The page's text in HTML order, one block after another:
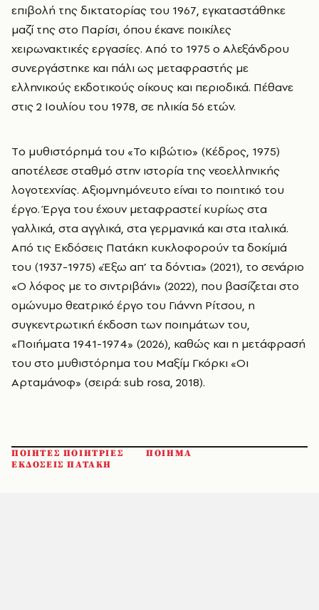
επιβολή της δικτατορίας του 1967, εγκαταστάθηκε
µαζί της στο Παρίσι, όπου έκανε ποικίλες
χειρωνακτικές εργασίες. Από το 1975 ο Αλεξάνδρου
συνεργάστηκε και πάλι ως µεταφραστής µε
ελληνικούς εκδοτικούς οίκους και περιοδικά. Πέθανε
στις 2 Ιουλίου του 1978, σε ηλικία 56 ετών.
Tο μυθιστόρηµά του «Το κιβώτιο» (Κέδρος, 1975)
αποτέλεσε σταθµό στην ιστορία της νεοελληνικής
λογοτεχνίας. Αξιοµνηµόνευτο είναι το ποιητικό του
έργο. Έργα του έχουν µεταφραστεί κυρίως στα
γαλλικά, στα αγγλικά, στα γερµανικά και στα ιταλικά.
Από τις Εκδόσεις Πατάκη κυκλοφορούν τα δοκίμιά
του (1937-1975) «Έξω απ’ τα δόντια» (2021), το σενάριο
«Ο λόφος µε το σιντριβάνι» (2022), που βασίζεται στο
οµώνυμο θεατρικό έργο του Γιάννη Ρίτσου, η
συγκεντρωτική έκδοση των ποιημάτων του,
«Ποιήματα 1941-1974» (2026), καθώς και η µετάφρασή
του στο µυθιστόρηµα του Μαξίµ Γκόρκι «Οι
Αρταµάνοφ» (σειρά: sub rosa, 2018).
ΠΟΙΗΤΕΣ ΠΟΙΗΤΡΙΕΣ
ΠΟΙΗΜΑ
ΕΚΔΟΣΕΙΣ ΠΑΤΑΚΗ